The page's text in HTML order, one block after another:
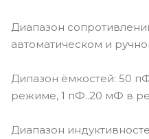
Диапазон
автоматическом и
Дипазон ёмкостей: 50
режиме, 1 пФ..20 мФ в
Диапазон